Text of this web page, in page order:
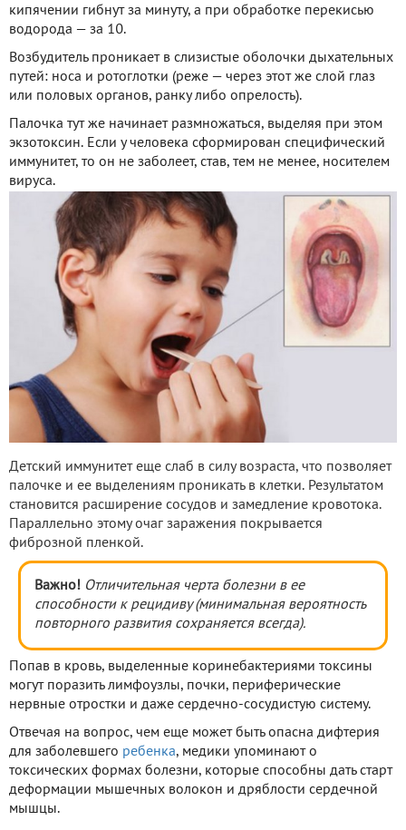
кипячении гибнут за минуту, а при обработке перекисью
водорода — за 10.
Возбудитель проникает в слизистые оболочки дыхательных
путей: носа и ротоглотки (реже — через этот же слой глаз
или половых органов, ранку либо опрелость).
Палочка тут же начинает размножаться, выделяя при этом
экзотоксин. Если у человека сформирован специфический
иммунитет, то он не заболеет, став, тем не менее, носителем
вируса.
Детский иммунитет еще слаб в силу возраста, что позволяет
палочке и ее выделениям проникать в клетки. Результатом
становится расширение сосудов и замедление кровотока.
Параллельно этому очаг заражения покрывается
фиброзной пленкой.
Важно! Отличительная черта болезни в ее
способности к рецидиву (минимальная вероятность
повторного развития сохраняется всегда).
Попав в кровь, выделенные коринебактериями токсины
могут поразить лимфоузлы, почки, периферические
нервные отростки и даже сердечно-сосудистую систему.
Отвечая на вопрос, чем еще может быть опасна дифтерия
для заболевшего ребенка, медики упоминают о
токсических формах болезни, которые способны дать старт
деформации мышечных волокон и дряблости сердечной
мышцы.